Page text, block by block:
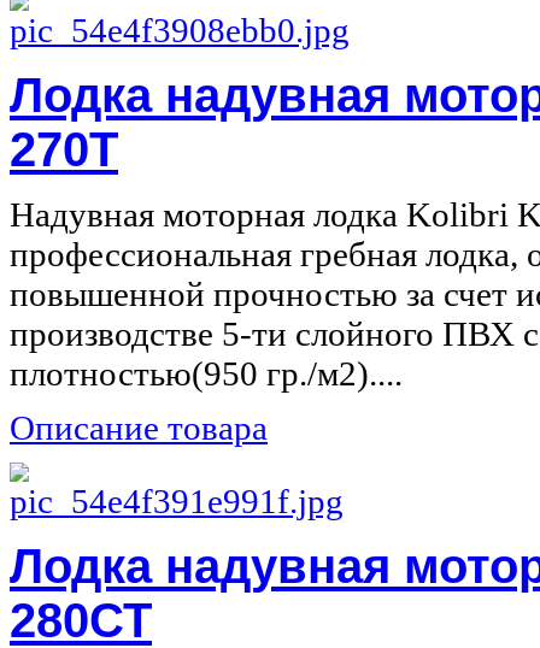
Лодка надувная
270Т
Надувная моторная лодка Kolibri
профессиональная гребная лодка,
повышенной прочностью за счет
производстве 5-ти слойного ПВХ
плотностью(950 гр./м2)....
Описание товара
Лодка надувная
280СТ